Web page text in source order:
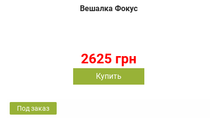
Вешалка Фокус
2625 грн
Купить
Под заказ